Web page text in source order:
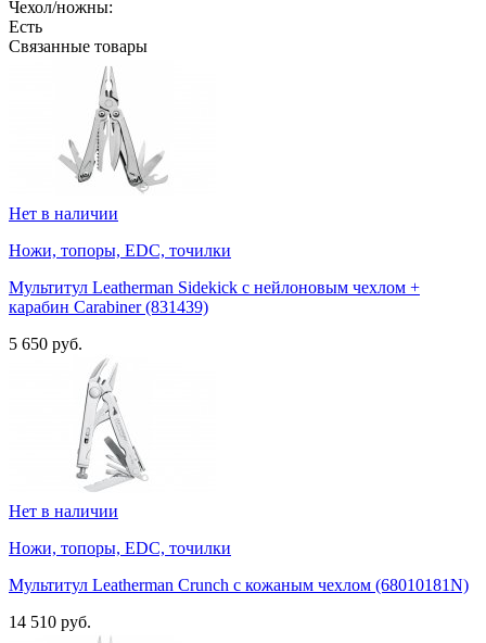
Чехол/ножны:
Есть
Связанные товары
Нет в наличии
Ножи, топоры, EDC, точилки
Мультитул Leatherman Sidekick с нейлоновым чехлом +
карабин Carabiner (831439)
5 650 руб.
Нет в наличии
Ножи, топоры, EDC, точилки
Мультитул Leatherman Crunch с кожаным чехлом (68010181N)
14 510 руб.